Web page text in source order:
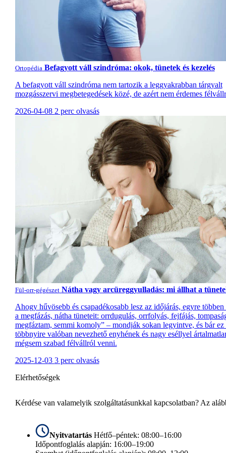
Ortopédia Befagyott váll szindróma: okok, tünetek és kezelés
A befagyott váll szindróma nem tartozik a leggyakrabban tárgyalt
mozgásszervi megbetegedések közé, de azért nem érdemes
2026-04-08 2 perc olvasás
Fül-orr-gégészet Nátha vagy arcüreggyulladás: mi állhat a
Ahogy hűvösebb és csapadékosabb lesz az időjárás, egyre többen
a megfázás, nátha tüneteit: orrdugulás, orrfolyás, fejfájás,
megfáztam, semmi komoly” – mondják sokan legyintve, és bár ez
többnyire valóban nevezhető enyhének és nagy eséllyel
mégsem szabad félvállról venni.
2025-12-03 3 perc olvasás
Elérhetőségek
Kérdése van valamelyik szolgáltatásunkkal kapcsolatban? Az
NyitvatartásHétfő–péntek: 08:00–16:00
Időpontfoglalás alapján: 16:00–19:00